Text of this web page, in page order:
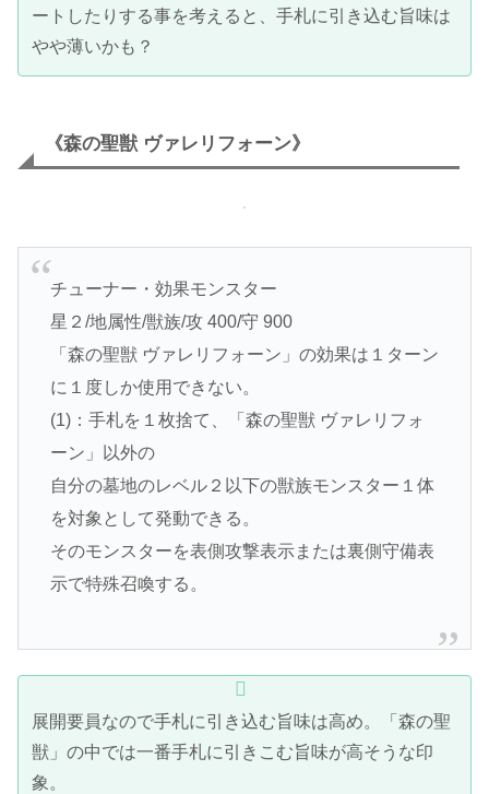
ートしたりする事を考えると、手札に引き込む旨味は
やや薄いかも？
《森の聖獣 ヴァレリフォーン》
チューナー・効果モンスター
星２/地属性/獣族/攻 400/守 900
「森の聖獣 ヴァレリフォーン」の効果は１ターン
に１度しか使用できない。
(1)：手札を１枚捨て、「森の聖獣 ヴァレリフォ
ーン」以外の
自分の墓地のレベル２以下の獣族モンスター１体
を対象として発動できる。
そのモンスターを表側攻撃表示または裏側守備表
示で特殊召喚する。
展開要員なので手札に引き込む旨味は高め。「森の聖
獣」の中では一番手札に引きこむ旨味が高そうな印
象。